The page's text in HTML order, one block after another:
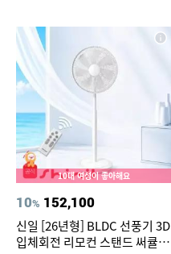
10대 여성이 좋아해요
10% 152,100
신일 [26년형] BLDC 선풍기 3D
입체회전 리모컨 스탠드 써큘레